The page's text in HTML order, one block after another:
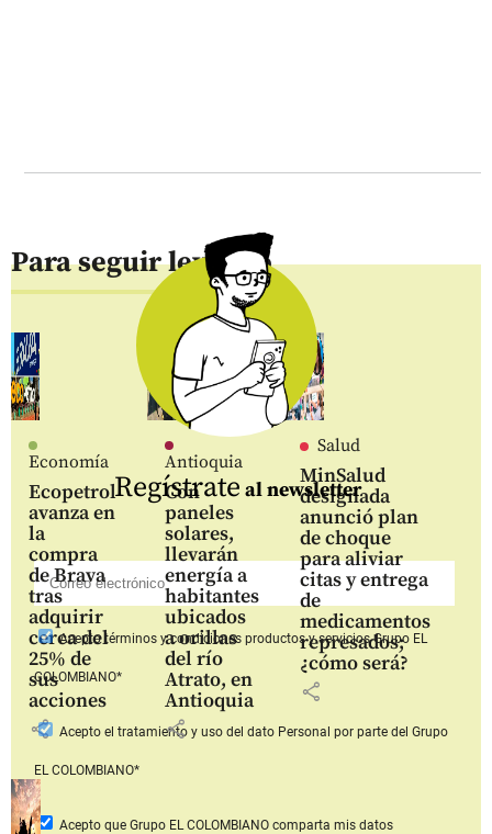
Para seguir leyendo
Economía
Ecopetrol
avanza en
la
compra
de Brava
tras
adquirir
cerca del
25% de
sus
acciones
share
Antioquia
Con
paneles
solares,
llevarán
energía a
habitantes
ubicados
a orillas
del río
Atrato, en
Antioquia
share
Salud
MinSalud
designada
anunció plan
de choque
para aliviar
citas y entrega
de
medicamentos
represados;
¿cómo será?
share
Regístrate al newsletter
Acepto términos y condiciones productos y serviciosGrupo EL
COLOMBIANO*
Acepto el tratamiento y uso del dato Personal por parte del Grupo
EL COLOMBIANO*
Acepto que Grupo EL COLOMBIANOcomparta mis datos